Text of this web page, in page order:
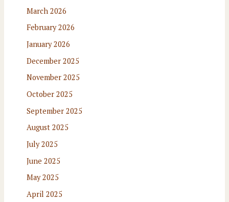
March 2026
February 2026
January 2026
December 2025
November 2025
October 2025
September 2025
August 2025
July 2025
June 2025
May 2025
April 2025